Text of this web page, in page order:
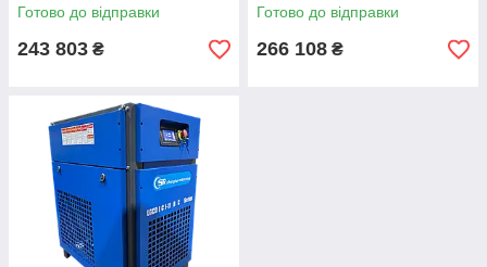
Готово до відправки
243 803 ₴
Готово до відправки
266 108 ₴